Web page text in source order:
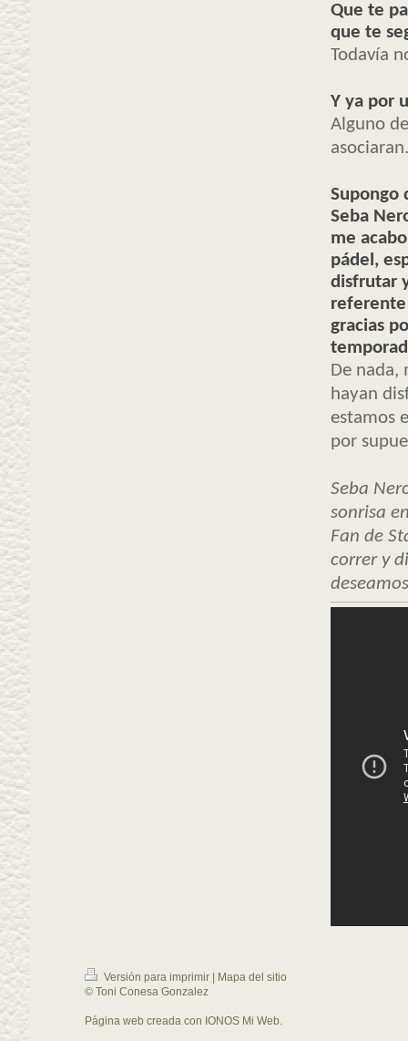
Que te
que te
Todavía
Y ya por
Alguno
Supongo
Seba
me
pádel,
disfrutar
referente
gracias
De nada,
hayan
estamos
por
Seba
sonrisa
Fan de
correr y
Versión para imprimir
Mapa del sitio
© Toni Conesa Gonzalez
Página web creada con IONOS Mi Web.